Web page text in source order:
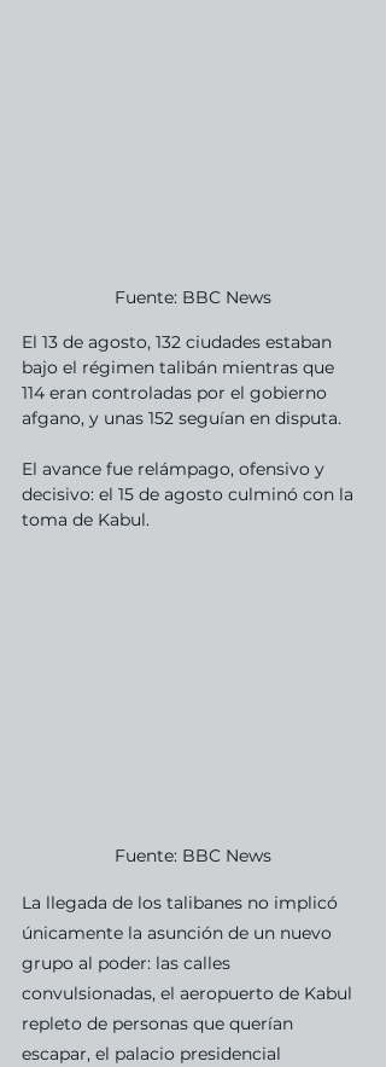
Fuente: BBC News
El 13 de agosto, 132 ciudades estaban
bajo el régimen talibán mientras que
114 eran controladas por el gobierno
afgano, y unas 152 seguían en disputa.
El avance fue relámpago, ofensivo y
decisivo: el 15 de agosto culminó con la
toma de Kabul.
Fuente: BBC News
La llegada de los talibanes no implicó
únicamente la asunción de un nuevo
grupo al poder: las calles
convulsionadas, el aeropuerto de Kabul
repleto de personas que querían
escapar, el palacio presidencial